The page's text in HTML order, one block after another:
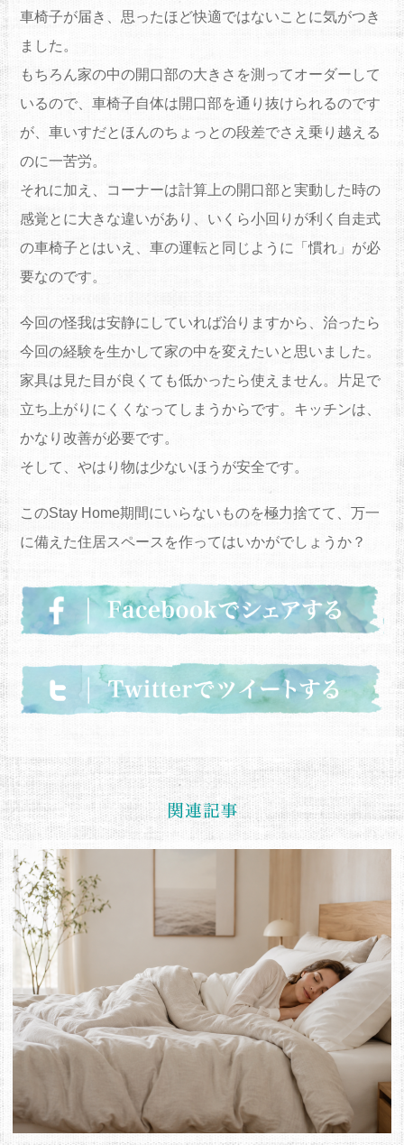
車椅子が届き、思ったほど快適ではないことに気がつき
ました。
もちろん家の中の開口部の大きさを測ってオーダーして
いるので、車椅子自体は開口部を通り抜けられるのです
が、車いすだとほんのちょっとの段差でさえ乗り越える
のに一苦労。
それに加え、コーナーは計算上の開口部と実動した時の
感覚とに大きな違いがあり、いくら小回りが利く自走式
の車椅子とはいえ、車の運転と同じように「慣れ」が必
要なのです。
今回の怪我は安静にしていれば治りますから、治ったら
今回の経験を生かして家の中を変えたいと思いました。
家具は見た目が良くても低かったら使えません。片足で
立ち上がりにくくなってしまうからです。キッチンは、
かなり改善が必要です。
そして、やはり物は少ないほうが安全です。
このStay Home期間にいらないものを極力捨てて、万一
に備えた住居スペースを作ってはいかがでしょうか？